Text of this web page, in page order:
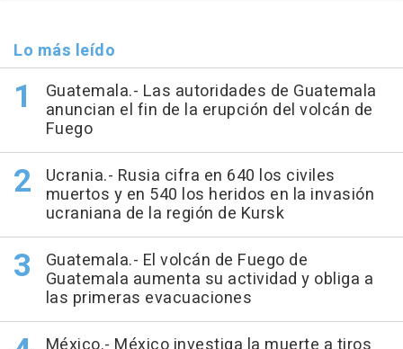
Lo más leído
Guatemala.- Las autoridades de Guatemala
anuncian el fin de la erupción del volcán de
Fuego
Ucrania.- Rusia cifra en 640 los civiles
muertos y en 540 los heridos en la invasión
ucraniana de la región de Kursk
Guatemala.- El volcán de Fuego de
Guatemala aumenta su actividad y obliga a
las primeras evacuaciones